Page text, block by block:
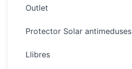
Outlet
Protector Solar antimeduses
Llibres